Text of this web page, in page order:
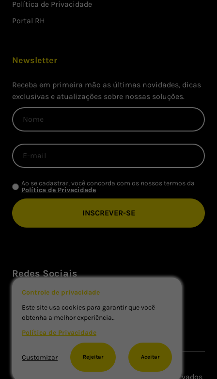
Política de Privacidade
Portal RH
Newsletter
Receba em primeira mão as últimas novidades, dicas
exclusivas e atualizações sobre nossas soluções.
Ao se cadastrar, você concorda com os nossos termos da
Política de Privacidade
Redes Sociais
Copyright © Xpert Pack. Todos os Direitos Reservados
Controle de privacidade
Este site usa cookies para garantir que você
obtenha a melhor experiência..
Política de Privacidade
Customizar Rejeitar Aceitar